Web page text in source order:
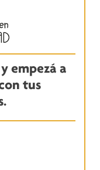
empezá a
tus